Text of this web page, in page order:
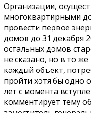
Организации,
многоквартирными
провести первое
домов до 31 декабря
остальных домов
не сказано, но в то
каждый объект,
пройти хотя бы одно
лет с момента
комментирует тему